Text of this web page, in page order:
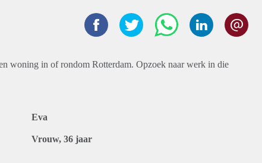
woning in of rondom Rotterdam. Opzoek naar werk in die
Eva
Vrouw, 36 jaar